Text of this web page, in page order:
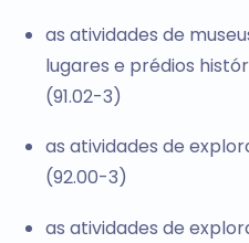
as atividades de
lugares e prédios
(91.02-3)
as atividades de
(92.00-3)
as atividades de